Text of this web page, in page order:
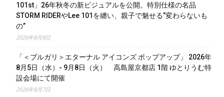
101st」26年秋冬の新ビジュアルを公開。特別仕様の名品
STORM RIDERやLee 101を纏い、親子で魅せる”変わらないも
の”
2026年8月8日
「＜ブルガリ＞エターナル アイコンズ ポップアップ」 2026年
8月5日（水）- 9月8日（火） 高島屋京都店 1階 ゆとりうむ特
設会場にて開催
2026年8月7日